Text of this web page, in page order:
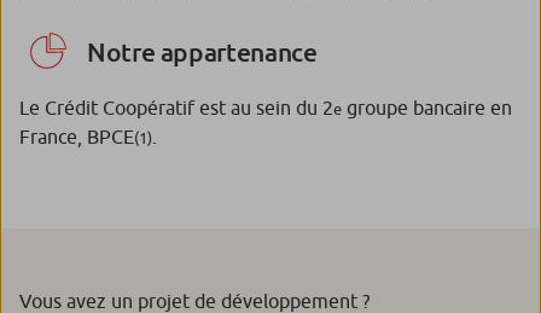
Notre appartenance
Le Crédit Coopératif est au sein du 2e groupe bancaire en
France, BPCE(1)
Vous avez un projet de développement ?